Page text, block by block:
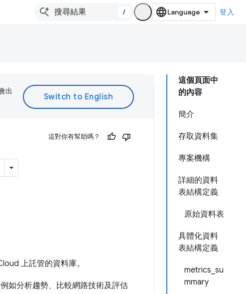
/ 登入
這個頁面中
的內容
簡介
存取資料集
專案機構
詳細的資料
表結構定義
原始資料表
具體化資料
表結構定義
metrics_su
mmary
出
這對你有幫助嗎？
上託管的資料庫。
如分析趨勢、比較網路技術及評估